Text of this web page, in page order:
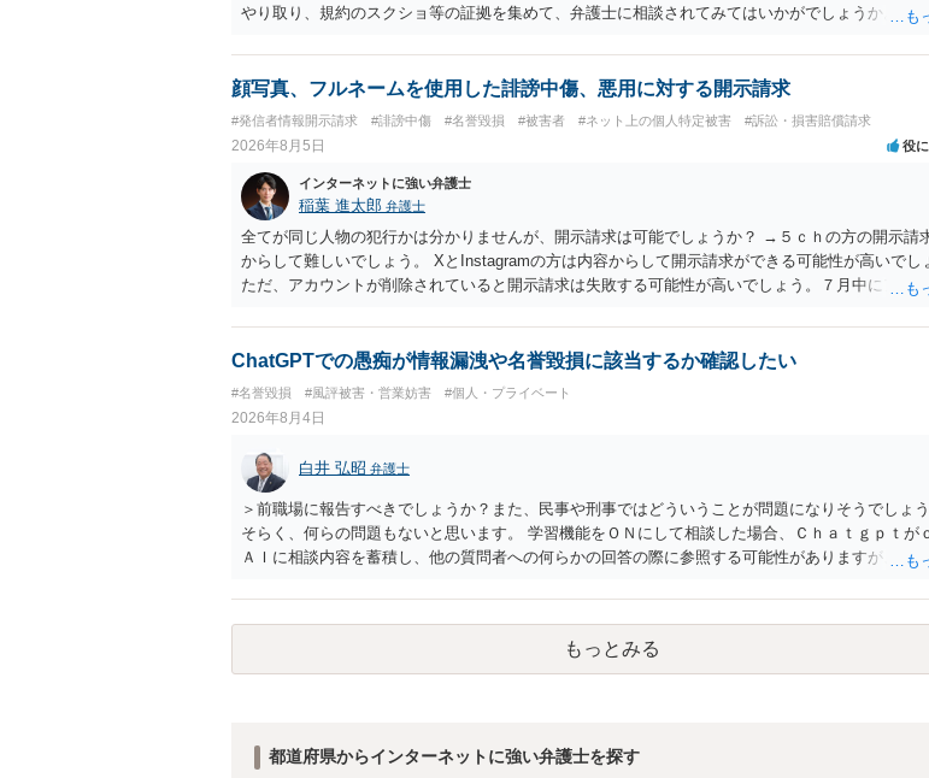
やり取り、規約のスクショ等の証拠を集めて、弁護士に相談されてみてはいかがでしょうか。 ま
顔写真、フルネームを使用した誹謗中傷、悪用に対する開示請求
#発信者情報開示請求 #誹謗中傷 #名誉毀損 #被害者 #ネット上の個人特定被害 #訴訟・損害賠償請求
2026年8月5日 役
インターネットに強い弁護士
稲葉 進太郎 弁護士
全てが同じ人物の犯行かは分かりませんが、開示請求は可能でしょうか？ →５ｃｈの方の開示請
からして難しいでしょう。 XとInstagramの方は内容からして開示請求ができる可能性が高いでし
ただ、アカウントが削除されていると開示請求は失敗する可能性が高いでしょう。７月中にアカ
相手に全ての弁護士費用を負担させることは可能でしょうか？ →訴訟外の交渉で相手方が認めれ
せることができるでしょう。訴訟で判決となった場合は、実際の弁護士費用が認められる場合と
ChatGPTでの愚痴が情報漏洩や名誉毀損に該当するか確認したい
#名誉毀損 #風評被害・営業妨害 #個人・プライベート
2026年8月4日
白井 弘昭 弁護士
＞前職場に報告すべきでしょうか？また、民事や刑事ではどういうことが問題になりそうでしょ
そらく、何らの問題もないと思います。 学習機能をＯＮにして相談した場合、Ｃｈａｔｇｐｔが
ＡＩに相談内容を蓄積し、他の質問者への何らかの回答の際に参照する可能性がありますが、個
ので、その情報自体が、秘密情報に当たるとは思えませんし、名誉棄損として、個人や会社に対
中傷の不特定多数への公開に当たるとも思われません。 もちろん、誰がその内容をｃｈａｔｇｐ
したかも第三者にしられることはないので、個人や会社の特定をせずに書き込んだことで（おそら
して書き込んだとしても）、相談者さんが刑事民事の責任に問われることはないでしょう。 私見
もっとみる
都道府県からインターネットに強い弁護士を探す